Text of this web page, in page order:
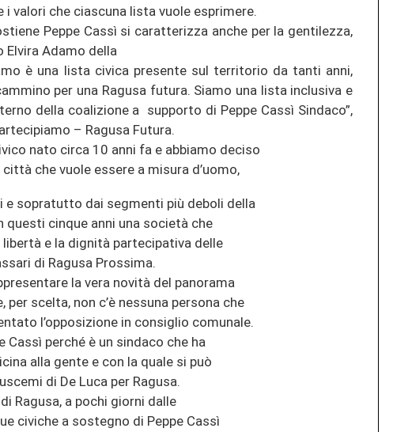
valori che ciascuna lista vuole esprimere.
Peppe Cassì si caratterizza anche per la gentilezza,
Elvira Adamo della
è una lista civica presente sul territorio da tanti anni,
per una Ragusa futura. Siamo una lista inclusiva e
della coalizione a supporto di Peppe Cassì Sindaco”,
– Ragusa Futura.
nato circa 10 anni fa e abbiamo deciso
che vuole essere a misura d’uomo,
sopratutto dai segmenti più deboli della
cinque anni una società che
e la dignità partecipativa delle
di Ragusa Prossima.
la vera novità del panorama
scelta, non c’è nessuna persona che
l’opposizione in consiglio comunale.
perché è un sindaco che ha
alla gente e con la quale si può
di De Luca per Ragusa.
Ragusa, a pochi giorni dalle
civiche a sostegno di Peppe Cassì